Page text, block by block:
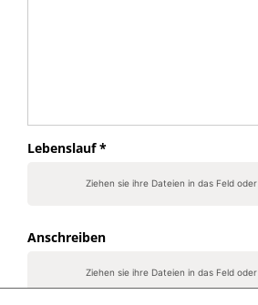
Lebenslauf *
Ziehen sie ihre Dateien in das Feld oder
Anschreiben
Ziehen sie ihre Dateien in das Feld oder